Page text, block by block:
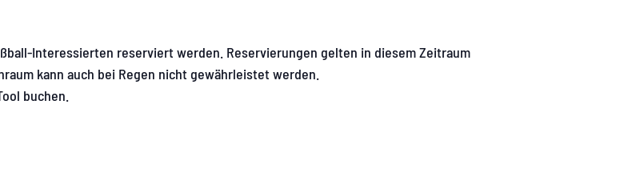
Interessierten reserviert werden. Reservierungen gelten in diesem Zeitraum
kann auch bei Regen nicht gewährleistet werden.
buchen.